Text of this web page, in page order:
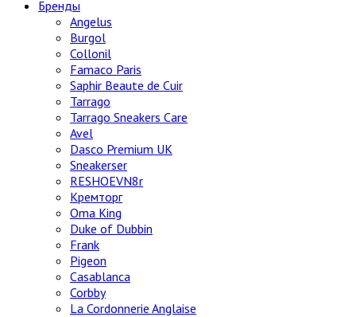
Бренды
Angelus
Burgol
Collonil
Famaco Paris
Saphir Beaute de Cuir
Tarrago
Tarrago Sneakers Care
Avel
Dasco Premium UK
Sneakerser
RESHOEVN8r
Кремторг
Oma King
Duke of Dubbin
Frank
Pigeon
Casablanca
Corbby
La Cordonnerie Anglaise